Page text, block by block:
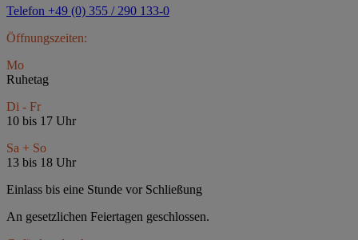
Telefon +49 (0) 355 / 290 133-0
Öffnungszeiten:
Mo
Ruhetag
Di - Fr
10 bis 17 Uhr
Sa + So
13 bis 18 Uhr
Einlass bis eine Stunde vor Schließung
An gesetzlichen Feiertagen geschlossen.